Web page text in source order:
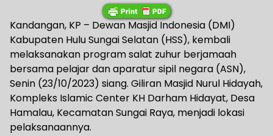
Kandangan, KP – Dewan Masjid Indonesia (DMI)
Kabupaten Hulu Sungai Selatan (HSS), kembali
melaksanakan program salat zuhur berjamaah
bersama pelajar dan aparatur sipil negara (ASN),
Senin (23/10/2023) siang. Giliran Masjid Nurul Hidayah,
Kompleks Islamic Center KH Darham Hidayat, Desa
Hamalau, Kecamatan Sungai Raya, menjadi lokasi
pelaksanaannya.